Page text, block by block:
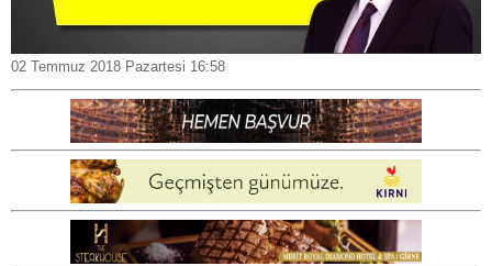
02 Temmuz 2018 Pazartesi 16:58